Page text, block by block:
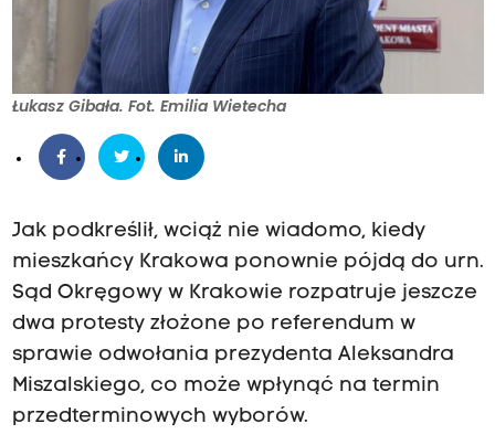
Łukasz Gibała. Fot. Emilia Wietecha
Jak podkreślił, wciąż nie wiadomo, kiedy
mieszkańcy Krakowa ponownie pójdą do urn.
Sąd Okręgowy w Krakowie rozpatruje jeszcze
dwa protesty złożone po referendum w
sprawie odwołania prezydenta Aleksandra
Miszalskiego, co może wpłynąć na termin
przedterminowych wyborów.